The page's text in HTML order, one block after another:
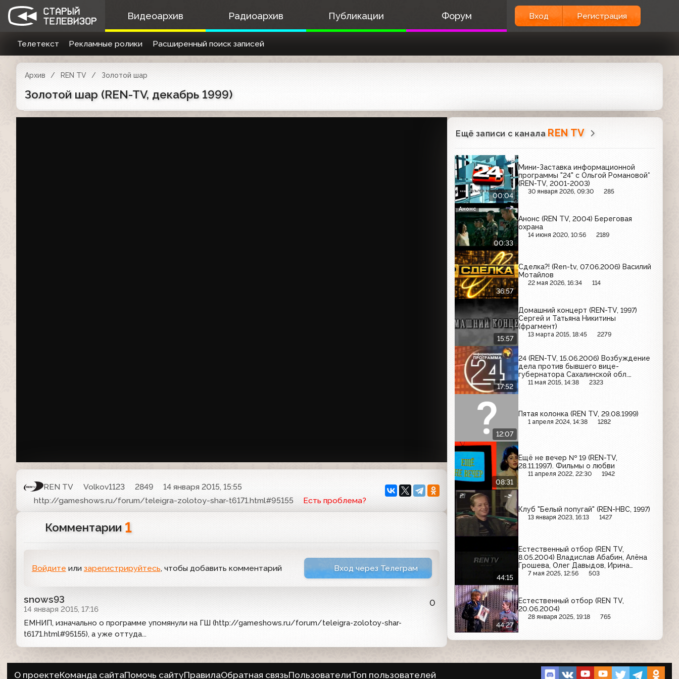
Видеоархив Радиоархив Публикации Форум Вход Регистрация
Телетекст Рекламные ролики Расширенный поиск записей
Архив REN TV Золотой шар
Золотой шар (REN-TV, декабрь 1999)
REN TV Volkov1123 2849
14 января 2015, 15:55
http://gameshows.ru/forum/teleigra-zolotoy-shar-t6171.html#95155
Есть проблема?
Комментарии 1
Войдите или зарегистрируйтесь, чтобы добавить комментарий Вход через Телеграм
snows93
14 января 2015, 17:16
0
ЕМНИП, изначально о программе упомянули на ГШ (http://gameshows.ru/forum/teleigra-zolotoy-shar-
t6171.html#95155), а уже оттуда...
Ещё записи с канала REN TV
00:04
Мини-Заставка информационной
программы "24" с Ольгой Романовой*
(REN-TV, 2001-2003)
30 января 2026, 09:30 285
00:33
Анонс (REN TV, 2004) Береговая
охрана
14 июня 2020, 10:56 2189
Анонс
36:57
Сделка?! (Ren-tv, 07.06.2006) Василий
Мотайлов
22 мая 2026, 16:34 114
15:57
Домашний концерт (REN-TV, 1997)
Сергей и Татьяна Никитины
(фрагмент)
13 марта 2015, 18:45 2279
17:52
24 (REN-TV, 15.06.2006) Возбуждение
дела против бывшего вице-
губернатора Сахалинской обл.
Сергея Осипова; столкновение
11 мая 2015, 14:38 2323
12:07
Пятая колонка (REN TV, 29.08.1999)
1 апреля 2024, 14:38 1282
08:31
Ещё не вечер № 19 (REN-TV,
28.11.1997). Фильмы о любви
11 апреля 2022, 22:30 1942
Клуб "Белый попугай" (REN-НВС, 1997)
13 января 2023, 16:13 1427
44:15
Естественный отбор (REN TV,
8.05.2004) Владислав Абабин, Алёна
Грошева, Олег Давыдов, Ирина
Давыдова, Янис Политов, Игорь
7 мая 2025, 12:56 503
44:27
Естественный отбор (REN TV,
20.06.2004)
28 января 2025, 19:18 765
О проектеКоманда сайтаПомочь сайтуПравилаОбратная связьПользователиТоп пользователей